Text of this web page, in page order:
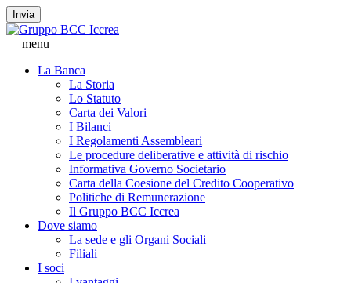
Invia
menu
La Banca
La Storia
Lo Statuto
Carta dei Valori
I Bilanci
I Regolamenti Assembleari
Le procedure deliberative e attività di rischio
Informativa Governo Societario
Carta della Coesione del Credito Cooperativo
Politiche di Remunerazione
Il Gruppo BCC Iccrea
Dove siamo
La sede e gli Organi Sociali
Filiali
I soci